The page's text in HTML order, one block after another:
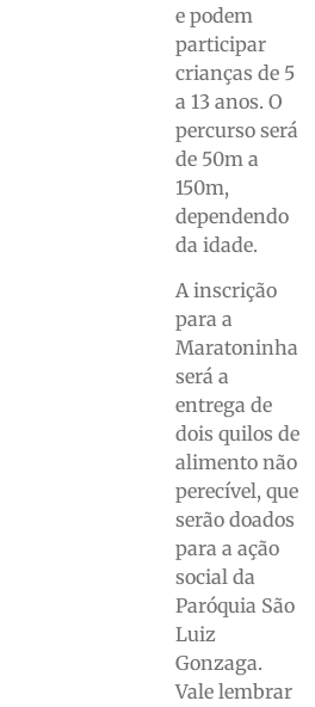
e podem
participar
crianças de 5
a 13 anos. O
percurso será
de 50m a
150m,
dependendo
da idade.
A inscrição
para a
Maratoninha
será a
entrega de
dois quilos de
alimento não
perecível, que
serão doados
para a ação
social da
Paróquia São
Luiz
Gonzaga.
Vale lembrar